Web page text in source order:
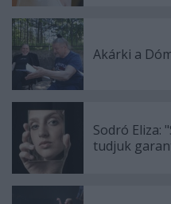
Akárki a
Sodró Eliza:
tudjuk